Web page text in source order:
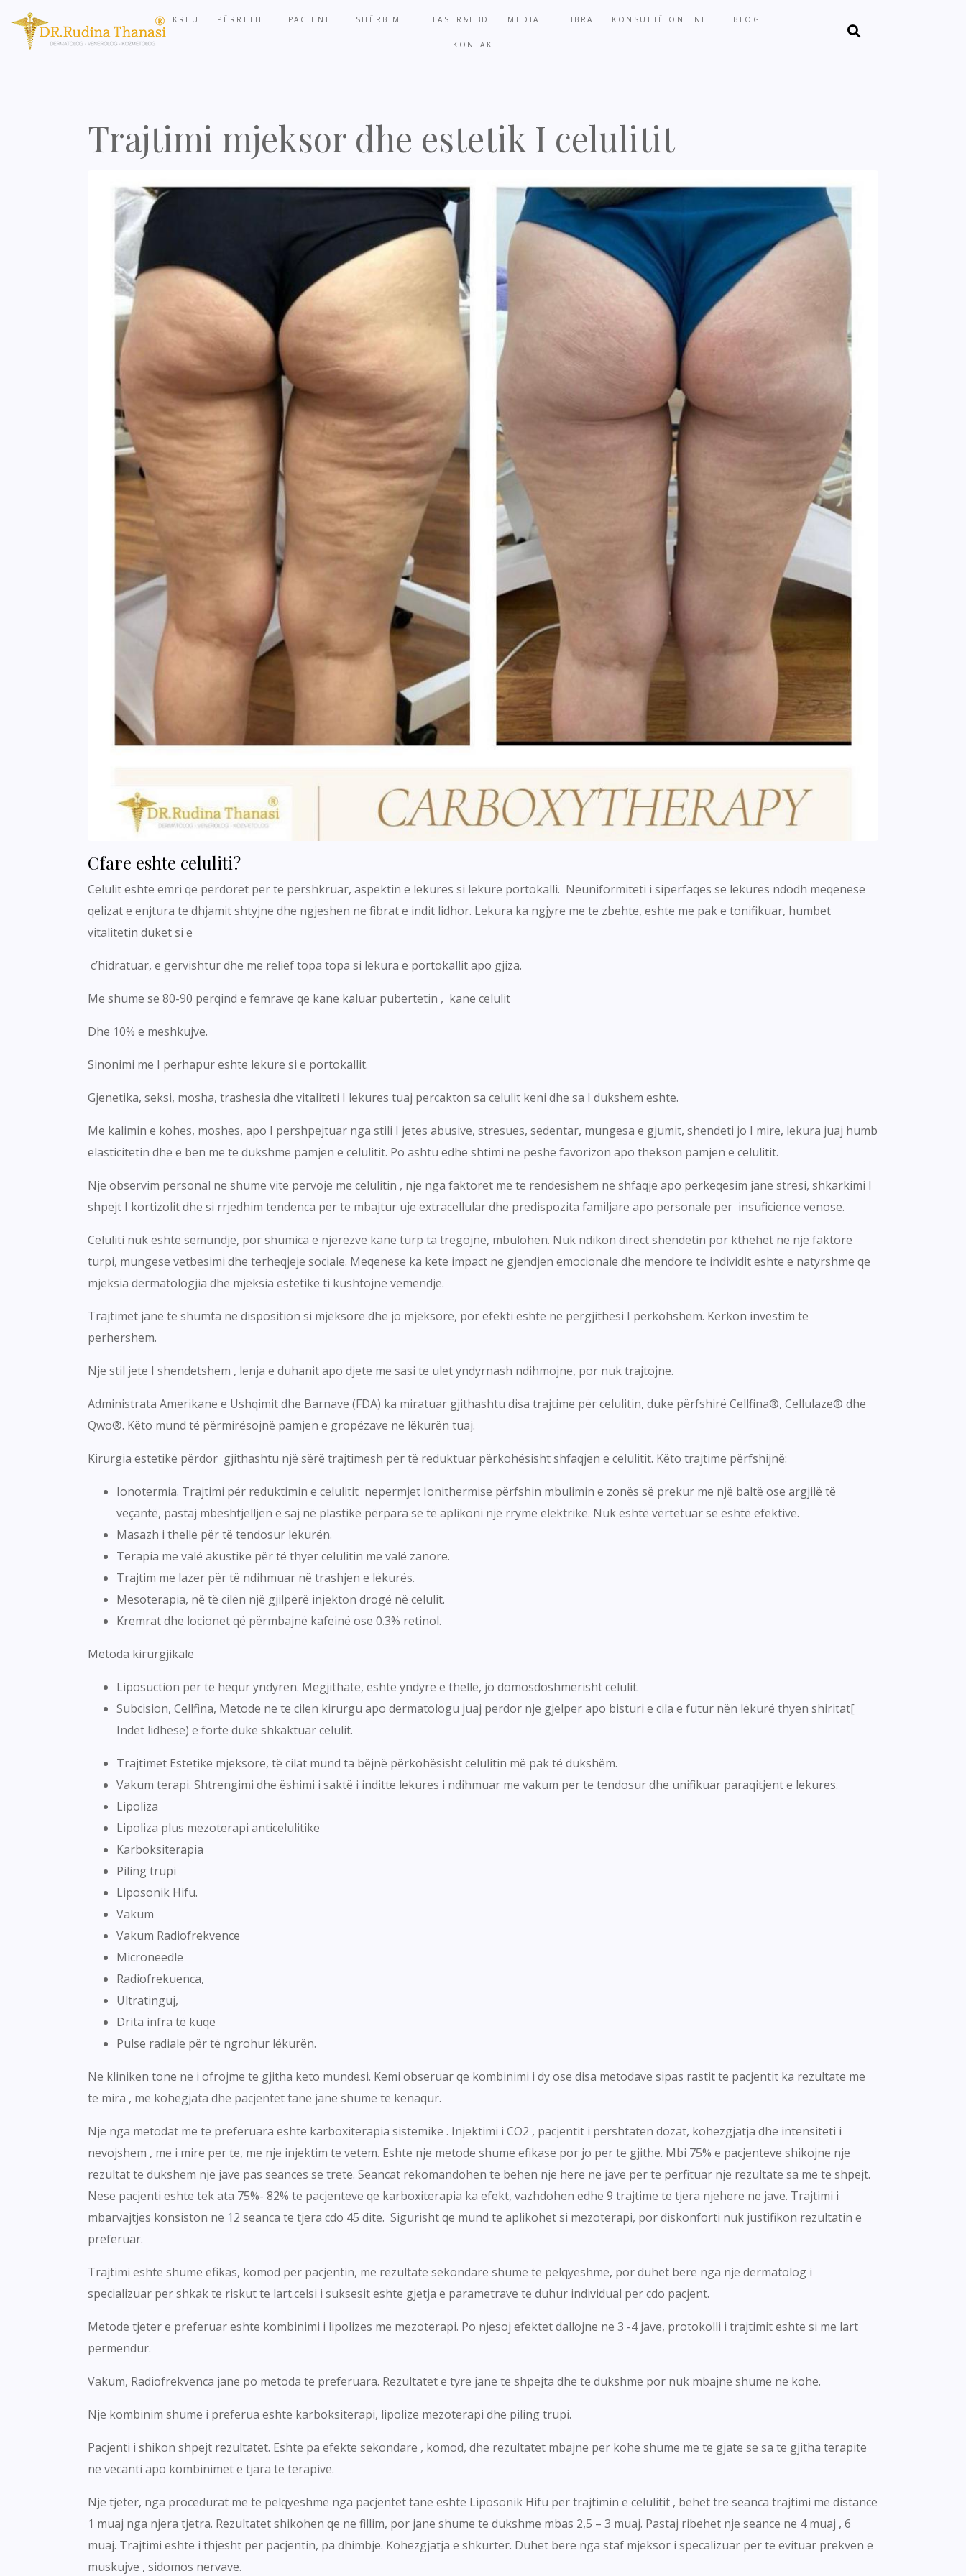
KREU PËRRETH PACIENT SHËRBIME LASER&EBD MEDIA LIBRA KONSULTË ONLINE BLOG
KONTAKT
Trajtimi mjeksor dhe estetik I celulitit
Cfare eshte celuliti?
Celulit eshte emri qe perdoret per te pershkruar, aspektin e lekures si lekure portokalli. Neuniformiteti i siperfaqes se lekures ndodh meqenese
qelizat e enjtura te dhjamit shtyjne dhe ngjeshen ne fibrat e indit lidhor. Lekura ka ngjyre me te zbehte, eshte me pak e tonifikuar, humbet
vitalitetin duket si e
c’hidratuar, e gervishtur dhe me relief topa topa si lekura e portokallit apo gjiza.
Me shume se 80-90 perqind e femrave qe kane kaluar pubertetin , kane celulit
Dhe 10% e meshkujve.
Sinonimi me I perhapur eshte lekure si e portokallit.
Gjenetika, seksi, mosha, trashesia dhe vitaliteti I lekures tuaj percakton sa celulit keni dhe sa I dukshem eshte.
Me kalimin e kohes, moshes, apo I pershpejtuar nga stili I jetes abusive, stresues, sedentar, mungesa e gjumit, shendeti jo I mire, lekura juaj humb
elasticitetin dhe e ben me te dukshme pamjen e celulitit. Po ashtu edhe shtimi ne peshe favorizon apo thekson pamjen e celulitit.
Nje observim personal ne shume vite pervoje me celulitin , nje nga faktoret me te rendesishem ne shfaqje apo perkeqesim jane stresi, shkarkimi I
shpejt I kortizolit dhe si rrjedhim tendenca per te mbajtur uje extracellular dhe predispozita familjare apo personale per insuficience venose.
Celuliti nuk eshte semundje, por shumica e njerezve kane turp ta tregojne, mbulohen. Nuk ndikon direct shendetin por kthehet ne nje faktore
turpi, mungese vetbesimi dhe terheqjeje sociale. Meqenese ka kete impact ne gjendjen emocionale dhe mendore te individit eshte e natyrshme qe
mjeksia dermatologjia dhe mjeksia estetike ti kushtojne vemendje.
Trajtimet jane te shumta ne disposition si mjeksore dhe jo mjeksore, por efekti eshte ne pergjithesi I perkohshem. Kerkon investim te
perhershem.
Nje stil jete I shendetshem , lenja e duhanit apo djete me sasi te ulet yndyrnash ndihmojne, por nuk trajtojne.
Administrata Amerikane e Ushqimit dhe Barnave (FDA) ka miratuar gjithashtu disa trajtime për celulitin, duke përfshirë Cellfina®, Cellulaze® dhe
Qwo®. Këto mund të përmirësojnë pamjen e gropëzave në lëkurën tuaj.
Kirurgia estetikë përdor gjithashtu një sërë trajtimesh për të reduktuar përkohësisht shfaqjen e celulitit. Këto trajtime përfshijnë:
Ionotermia. Trajtimi për reduktimin e celulitit nepermjet Ionithermise përfshin mbulimin e zonës së prekur me një baltë ose argjilë të
veçantë, pastaj mbështjelljen e saj në plastikë përpara se të aplikoni një rrymë elektrike. Nuk është vërtetuar se është efektive.
Masazh i thellë për të tendosur lëkurën.
Terapia me valë akustike për të thyer celulitin me valë zanore.
Trajtim me lazer për të ndihmuar në trashjen e lëkurës.
Mesoterapia, në të cilën një gjilpërë injekton drogë në celulit.
Kremrat dhe locionet që përmbajnë kafeinë ose 0.3% retinol.
Metoda kirurgjikale
Liposuction për të hequr yndyrën. Megjithatë, është yndyrë e thellë, jo domosdoshmërisht celulit.
Subcision, Cellfina, Metode ne te cilen kirurgu apo dermatologu juaj perdor nje gjelper apo bisturi e cila e futur nën lëkurë thyen shiritat[
Indet lidhese) e fortë duke shkaktuar celulit.
Trajtimet Estetike mjeksore, të cilat mund ta bëjnë përkohësisht celulitin më pak të dukshëm.
Vakum terapi. Shtrengimi dhe ëshimi i saktë i inditte lekures i ndihmuar me vakum per te tendosur dhe unifikuar paraqitjent e lekures.
Lipoliza
Lipoliza plus mezoterapi anticelulitike
Karboksiterapia
Piling trupi
Liposonik Hifu.
Vakum
Vakum Radiofrekvence
Microneedle
Radiofrekuenca,
Ultratinguj,
Drita infra të kuqe
Pulse radiale për të ngrohur lëkurën.
Ne kliniken tone ne i ofrojme te gjitha keto mundesi. Kemi obseruar qe kombinimi i dy ose disa metodave sipas rastit te pacjentit ka rezultate me
te mira , me kohegjata dhe pacjentet tane jane shume te kenaqur.
Nje nga metodat me te preferuara eshte karboxiterapia sistemike . Injektimi i CO2 , pacjentit i pershtaten dozat, kohezgjatja dhe intensiteti i
nevojshem , me i mire per te, me nje injektim te vetem. Eshte nje metode shume efikase por jo per te gjithe. Mbi 75% e pacjenteve shikojne nje
rezultat te dukshem nje jave pas seances se trete. Seancat rekomandohen te behen nje here ne jave per te perfituar nje rezultate sa me te shpejt.
Nese pacjenti eshte tek ata 75%- 82% te pacjenteve qe karboxiterapia ka efekt, vazhdohen edhe 9 trajtime te tjera njehere ne jave. Trajtimi i
mbarvajtjes konsiston ne 12 seanca te tjera cdo 45 dite. Sigurisht qe mund te aplikohet si mezoterapi, por diskonforti nuk justifikon rezultatin e
preferuar.
Trajtimi eshte shume efikas, komod per pacjentin, me rezultate sekondare shume te pelqyeshme, por duhet bere nga nje dermatolog i
specializuar per shkak te riskut te lart.celsi i suksesit eshte gjetja e parametrave te duhur individual per cdo pacjent.
Metode tjeter e preferuar eshte kombinimi i lipolizes me mezoterapi. Po njesoj efektet dallojne ne 3 -4 jave, protokolli i trajtimit eshte si me lart
permendur.
Vakum, Radiofrekvenca jane po metoda te preferuara. Rezultatet e tyre jane te shpejta dhe te dukshme por nuk mbajne shume ne kohe.
Nje kombinim shume i preferua eshte karboksiterapi, lipolize mezoterapi dhe piling trupi.
Pacjenti i shikon shpejt rezultatet. Eshte pa efekte sekondare , komod, dhe rezultatet mbajne per kohe shume me te gjate se sa te gjitha terapite
ne vecanti apo kombinimet e tjara te terapive.
Nje tjeter, nga procedurat me te pelqyeshme nga pacjentet tane eshte Liposonik Hifu per trajtimin e celulitit , behet tre seanca trajtimi me distance
1 muaj nga njera tjetra. Rezultatet shikohen qe ne fillim, por jane shume te dukshme mbas 2,5 – 3 muaj. Pastaj ribehet nje seance ne 4 muaj , 6
muaj. Trajtimi eshte i thjesht per pacjentin, pa dhimbje. Kohezgjatja e shkurter. Duhet bere nga staf mjeksor i specalizuar per te evituar prekven e
muskujve , sidomos nervave.